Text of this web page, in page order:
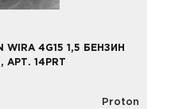
4G15 1,5 БЕНЗИН
14PRT
Proton